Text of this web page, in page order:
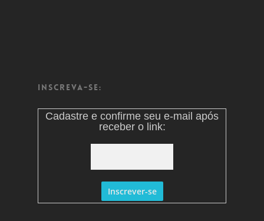
Inscreva-se:
Cadastre e confirme seu e-mail após
receber o link: